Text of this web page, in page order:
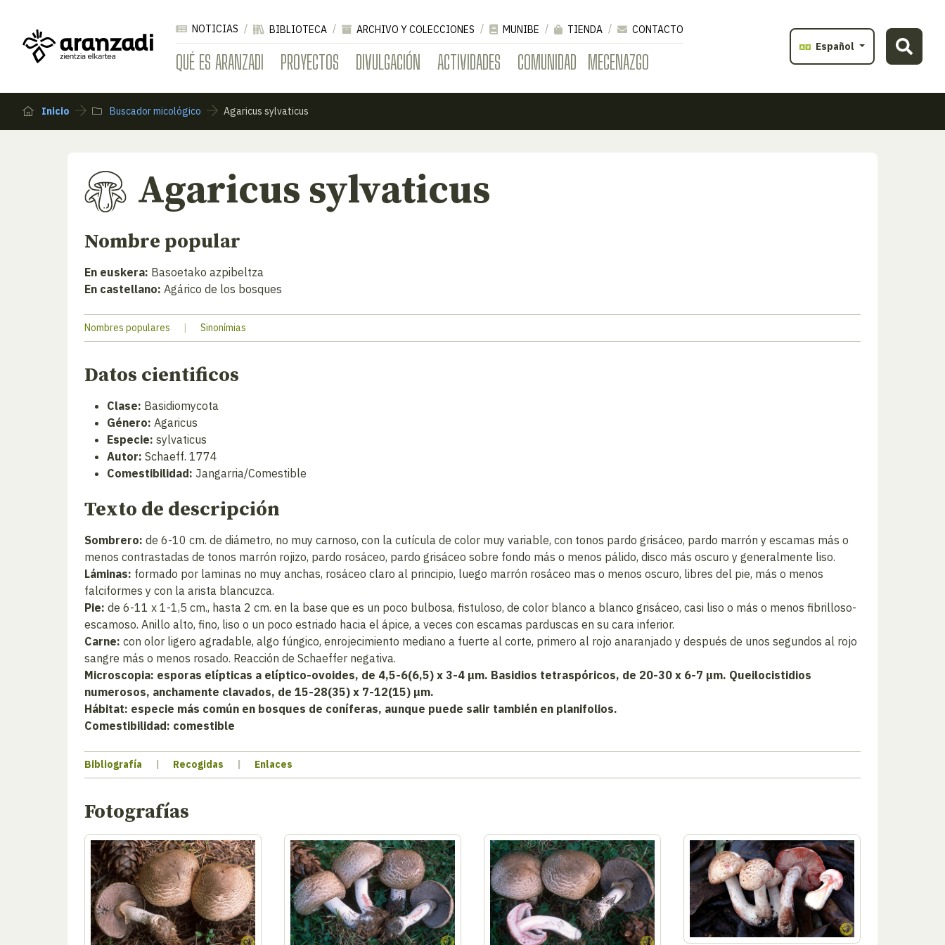
QUÉ ES ARANZADI PROYECTOS DIVULGACIÓN ACTIVIDADES COMUNIDAD MECENAZGO
NOTICIAS BIBLIOTECA ARCHIVO Y COLECCIONES MUNIBE TIENDA
CONTACTO
Español
Inicio Buscador micológico Agaricus sylvaticus
Agaricus sylvaticus
Nombre popular
En euskera: Basoetako azpibeltza
En castellano: Agárico de los bosques
Nombres populares | Sinonímias
Datos cientificos
Clase: Basidiomycota
Género: Agaricus
Especie: sylvaticus
Autor: Schaeff. 1774
Comestibilidad: Jangarria/Comestible
Texto de descripción
Sombrero: de 6-10 cm. de diámetro, no muy carnoso, con la cutícula de color muy variable, con tonos pardo grisáceo, pardo marrón y escamas más o
menos contrastadas de tonos marrón rojizo, pardo rosáceo, pardo grisáceo sobre fondo más o menos pálido, disco más oscuro y generalmente liso.
Láminas: formado por laminas no muy anchas, rosáceo claro al principio, luego marrón rosáceo mas o menos oscuro, libres del pie, más o menos
falciformes y con la arista blancuzca.
Pie: de 6-11 x 1-1,5 cm., hasta 2 cm. en la base que es un poco bulbosa, fistuloso, de color blanco a blanco grisáceo, casi liso o más o menos fibrilloso-
escamoso. Anillo alto, fino, liso o un poco estriado hacia el ápice, a veces con escamas parduscas en su cara inferior.
Carne: con olor ligero agradable, algo fúngico, enrojecimiento mediano a fuerte al corte, primero al rojo anaranjado y después de unos segundos al rojo
sangre más o menos rosado. Reacción de Schaeffer negativa.
Microscopia: esporas elípticas a elíptico-ovoides, de 4,5-6(6,5) x 3-4 μm. Basidios tetraspóricos, de 20-30 x 6-7 μm. Queilocistidios
numerosos, anchamente clavados, de 15-28(35) x 7-12(15) μm.
Hábitat: especie más común en bosques de coníferas, aunque puede salir también en planifolios.
Comestibilidad: comestible
Bibliografía | Recogidas | Enlaces
Fotografías